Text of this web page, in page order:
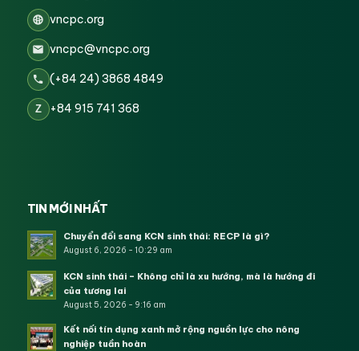
vncpc.org
vncpc@vncpc.org
(+84 24) 3868 4849
Z +84 915 741 368
TIN MỚI NHẤT
Chuyển đổi sang KCN sinh thái: RECP là gì?
August 6, 2026 - 10:29 am
KCN sinh thái – Không chỉ là xu hướng, mà là hướng đi
của tương lai
August 5, 2026 - 9:16 am
Kết nối tín dụng xanh mở rộng nguồn lực cho nông
nghiệp tuần hoàn